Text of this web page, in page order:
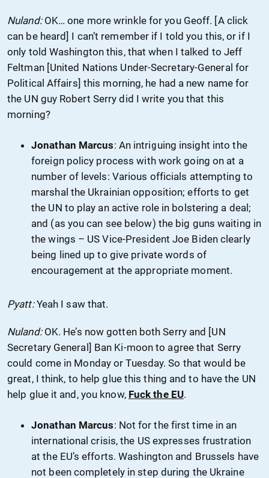
Nuland:OK… one more wrinkle for you Geoff. [A click
can be heard] I can’t remember if I told you this, or if I
only told Washington this, that when I talked to Jeff
Feltman [United Nations Under-Secretary-General for
Political Affairs] this morning, he had a new name for
the UN guy Robert Serry did I write you that this
morning?
Jonathan Marcus: An intriguing insight into the
foreign policy process with work going on at a
number of levels: Various officials attempting to
marshal the Ukrainian opposition; efforts to get
the UN to play an active role in bolstering a deal;
and (as you can see below) the big guns waiting in
the wings – US Vice-President Joe Biden clearly
being lined up to give private words of
encouragement at the appropriate moment.
Pyatt:Yeah I saw that.
Nuland: OK. He’s now gotten both Serry and [UN
Secretary General] Ban Ki-moon to agree that Serry
could come in Monday or Tuesday. So that would be
great, I think, to help glue this thing and to have the UN
help glue it and, you know, Fuck the EU.
Jonathan Marcus: Not for the first time in an
international crisis, the US expresses frustration
at the EU’s efforts. Washington and Brussels have
not been completely in step during the Ukraine